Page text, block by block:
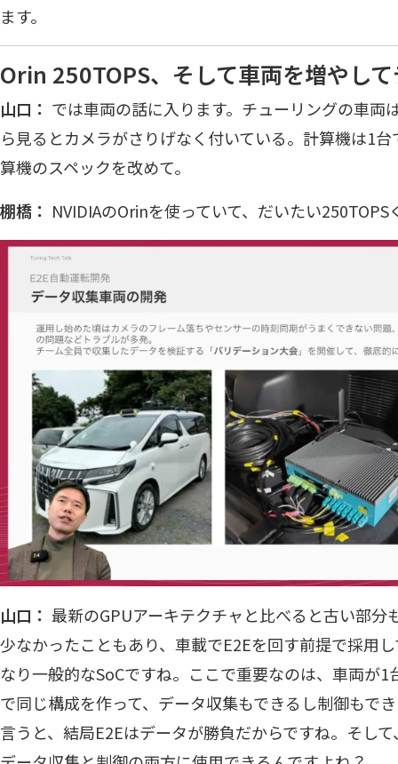
ます。
Orin 250TOPS、そして車両を増やし
山口： では車両の話に入ります。チューリングの車両
ら見るとカメラがさりげなく付いている。計算機は1
算機のスペックを改めて。
棚橋： NVIDIAのOrinを使っていて、だいたい250TOPS
山口： 最新のGPUアーキテクチャと比べると古い部分
少なかったこともあり、車載でE2Eを回す前提で採用
なり一般的なSoCですね。ここで重要なのは、車両が
で同じ構成を作って、データ収集もできるし制御もで
言うと、結局E2Eはデータが勝負だからですね。そし